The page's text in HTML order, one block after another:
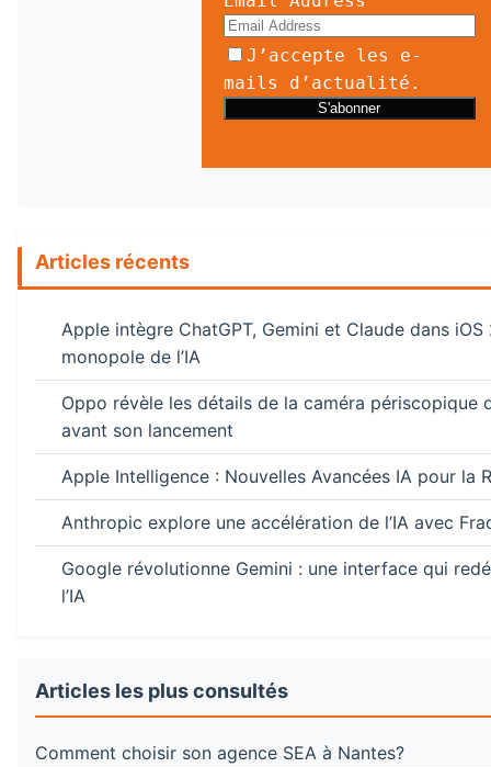
J’accepte les e-
mails d’actualité.
Articles récents
Apple intègre ChatGPT, Gemini et Claude dans
monopole de l’IA
Oppo révèle les détails de la caméra périscopique
avant son lancement
Apple Intelligence : Nouvelles Avancées IA pour la
Anthropic explore une accélération de l’IA avec
Google révolutionne Gemini : une interface qui
l’IA
Articles les plus consultés
Comment choisir son agence SEA à Nantes?